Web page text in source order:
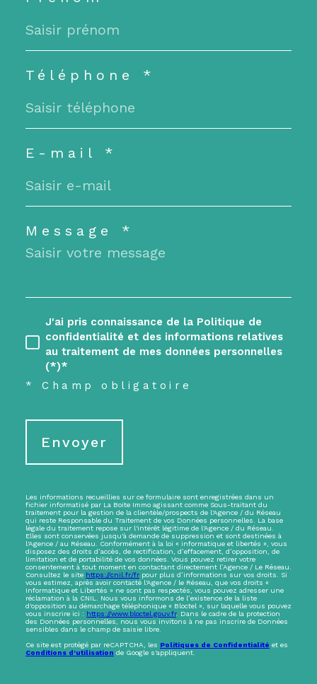
Téléphone *
E-mail *
Message *
J'ai pris connaissance de la Politique de
confidentialité et des informations relatives
au traitement de mes données personnelles
(*)*
* Champ obligatoire
Envoyer
Les informations recueillies sur ce formulaire sont enregistrées dans un
fichier informatisé par La Boite Immo agissant comme Sous-traitant du
traitement pour la gestion de la clientèle/prospects de l'Agence / du Réseau
qui reste Responsable du Traitement de vos Données personnelles. La base
légale du traitement repose sur l'intérêt légitime de l'Agence / du Réseau.
Elles sont conservées jusqu'à demande de suppression et sont destinées à
l'Agence / au Réseau. Conformément à la loi « informatique et libertés », vous
disposez des droits d’accès, de rectification, d’effacement, d’opposition, de
limitation et de portabilité de vos données. Vous pouvez retirer votre
consentement à tout moment en contactant directement l’Agence / Le Réseau.
Consultez le site https://cnil.fr/fr pour plus d’informations sur vos droits. Si
vous estimez, après avoir contacté l'Agence / le Réseau, que vos droits «
Informatique et Libertés » ne sont pas respectés, vous pouvez adresser une
réclamation à la CNIL. Nous vous informons de l’existence de la liste
d'opposition au démarchage téléphonique « Bloctel », sur laquelle vous pouvez
vous inscrire ici : https://www.bloctel.gouv.fr. Dans le cadre de la protection
des Données personnelles, nous vous invitons à ne pas inscrire de Données
sensibles dans le champ de saisie libre.
Ce site est protégé par reCAPTCHA, les Politiques de Confidentialité et es
Conditions d'utilisation de Google s'appliquent.